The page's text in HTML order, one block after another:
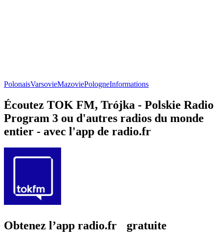
PolonaisVarsovieMazoviePologneInformations
Écoutez TOK FM, Trójka - Polskie Radio
Program 3 ou d'autres radios du monde
entier - avec l'app de radio.fr
Obtenez l’app radio.fr gratuite